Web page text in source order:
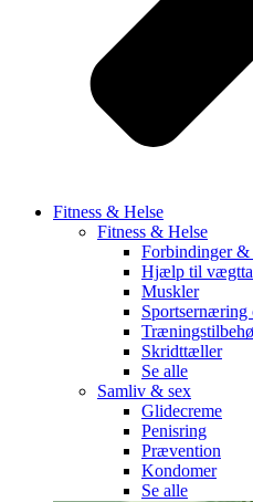
Fitness & Helse
Fitness & Helse
Forbindinger &
Hjælp til
Muskler
Sportsernæring
Skridttæller
Se alle
Samliv & sex
Glidecreme
Penisring
Prævention
Kondomer
Se alle